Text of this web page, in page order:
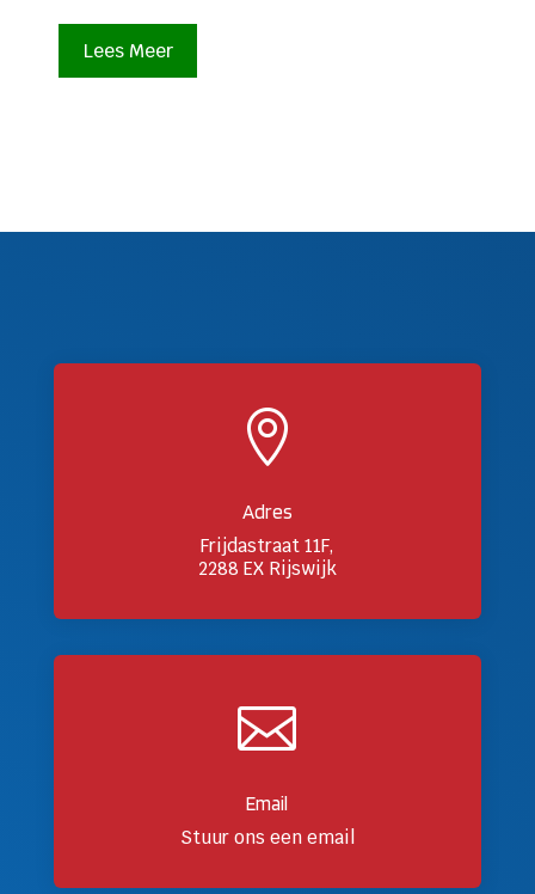
Lees Meer

Adres
Frijdastraat 11F,
2288 EX Rijswijk

Email
Stuur ons een email